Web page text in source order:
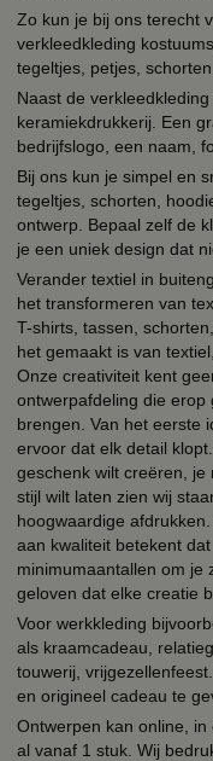
Zo kun je bij ons terecht
verkleedkleding
tegeltjes, petjes, schorten.
Naast de
keramiekdrukkerij. Een
bedrijfslogo, een naam,
Bij ons kun je simpel en
tegeltjes, schorten,
ontwerp. Bepaal zelf de
je een uniek design dat
Verander textiel in
het transformeren van
T-shirts, tassen,
het gemaakt is van
Onze creativiteit kent
ontwerpafdeling die erop
brengen. Van het eerste
ervoor dat elk detail
geschenk wilt creëren,
stijl wilt laten zien wij
hoogwaardige
aan kwaliteit betekent
minimumaantallen om je
geloven dat elke creatie
Voor werkkleding
als kraamcadeau,
touwerij,
en origineel cadeau te
Ontwerpen kan online,
al vanaf 1 stuk. Wij